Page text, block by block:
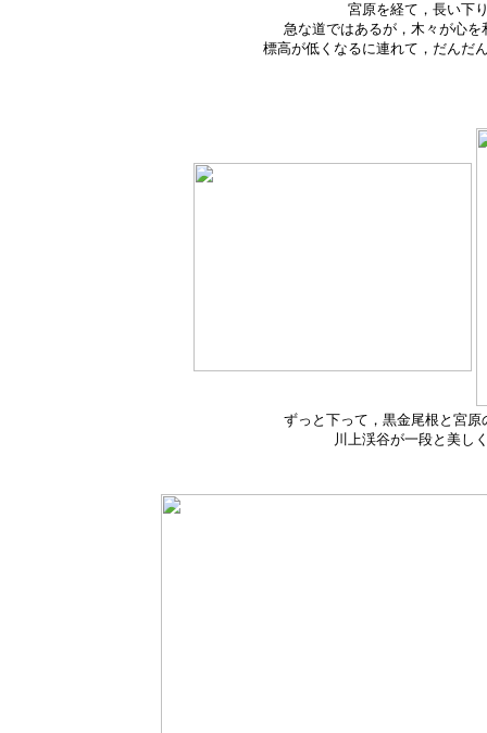
宮原を経て，長い下
急な道ではあるが，木々が心を
標高が低くなるに連れて，だんだ
ずっと下って，黒金尾根と宮原
川上渓谷が一段と美し